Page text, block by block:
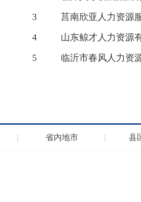
3
莒南欣亚人力资源
4
山东鲸才人力资源
5
临沂市春风人力资
省内地市 县